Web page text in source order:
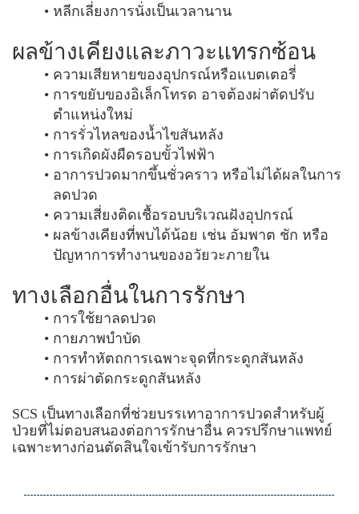
หลีกเลี่ยงการนั่งเป็นเวลานาน
ผลข้างเคียงและภาวะแทรกซ้อน
ความเสียหายของอุปกรณ์หรือแบตเตอรี่
การขยับของอิเล็กโทรด อาจต้องผ่าตัดปรับ
ตำแหน่งใหม่
การรั่วไหลของน้ำไขสันหลัง
การเกิดผังผืดรอบขั้วไฟฟ้า
อาการปวดมากขึ้นชั่วคราว หรือไม่ได้ผลในการ
ลดปวด
ความเสี่ยงติดเชื้อรอบบริเวณฝังอุปกรณ์
ผลข้างเคียงที่พบได้น้อย เช่น อัมพาต ชัก หรือ
ปัญหาการทำงานของอวัยวะภายใน
ทางเลือกอื่นในการรักษา
การใช้ยาลดปวด
กายภาพบำบัด
การทำหัตถการเฉพาะจุดที่กระดูกสันหลัง
การผ่าตัดกระดูกสันหลัง
SCS เป็นทางเลือกที่ช่วยบรรเทาอาการปวดสำหรับผู้
ป่วยที่ไม่ตอบสนองต่อการรักษาอื่น ควรปรึกษาแพทย์
เฉพาะทางก่อนตัดสินใจเข้ารับการรักษา